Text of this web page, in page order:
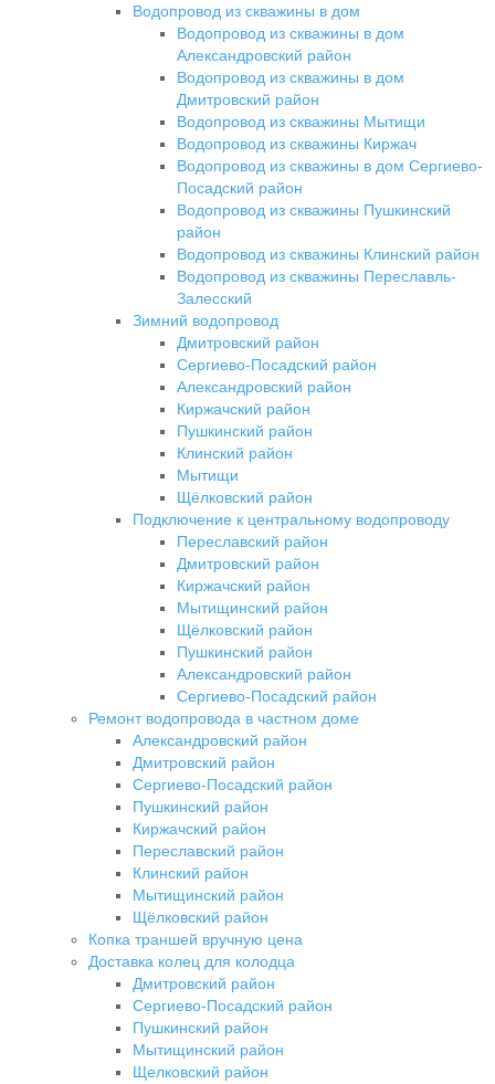
Водопровод из скважины в дом
Водопровод из скважины в дом
Александровский район
Водопровод из скважины в дом
Дмитровский район
Водопровод из скважины Мытищи
Водопровод из скважины Киржач
Водопровод из скважины в дом Сергиево-
Посадский район
Водопровод из скважины Пушкинский
район
Водопровод из скважины Клинский район
Водопровод из скважины Переславль-
Залесский
Зимний водопровод
Дмитровский район
Сергиево-Посадский район
Александровский район
Киржачский район
Пушкинский район
Клинский район
Мытищи
Щёлковский район
Подключение к центральному водопроводу
Переславский район
Дмитровский район
Киржачский район
Мытищинский район
Щёлковский район
Пушкинский район
Александровский район
Сергиево-Посадский район
Ремонт водопровода в частном доме
Александровский район
Дмитровский район
Сергиево-Посадский район
Пушкинский район
Киржачский район
Переславский район
Клинский район
Мытищинский район
Щёлковский район
Копка траншей вручную цена
Доставка колец для колодца
Дмитровский район
Сергиево-Посадский район
Пушкинский район
Мытищинский район
Щелковский район